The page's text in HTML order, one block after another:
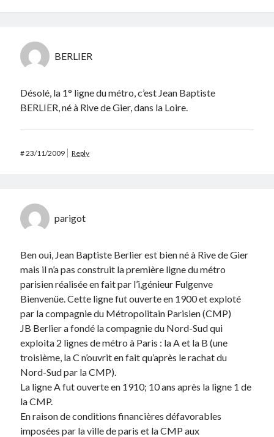
BERLIER
Désolé, la 1° ligne du métro, c’est Jean Baptiste
BERLIER, né à Rive de Gier, dans la Loire.
#23/11/2009 Reply
parigot
Ben oui, Jean Baptiste Berlier est bien né à Rive de Gier
mais il n’a pas construit la première ligne du métro
parisien réalisée en fait par l’i,génieur Fulgenve
Bienvenüe. Cette ligne fut ouverte en 1900 et exploté
par la compagnie du Métropolitain Parisien (CMP)
JB Berlier a fondé la compagnie du Nord-Sud qui
exploita 2 lignes de métro à Paris : la A et la B (une
troisième, la C n’ouvrit en fait qu’après le rachat du
Nord-Sud par la CMP).
La ligne A fut ouverte en 1910; 10 ans après la ligne 1 de
la CMP.
En raison de conditions financières défavorables
imposées par la ville de paris et la CMP aux